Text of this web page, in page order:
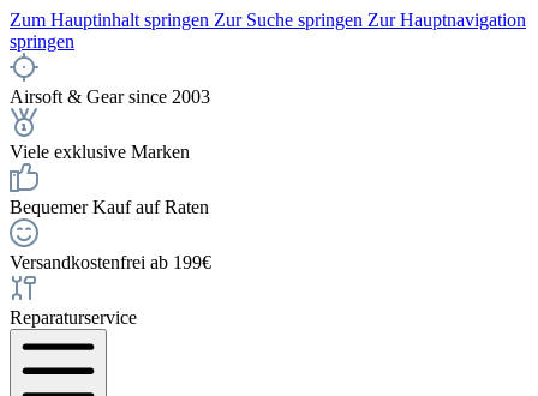
Zum Hauptinhalt springen Zur Suche springen Zur Hauptnavigation
springen
Airsoft & Gear since 2003
Viele exklusive Marken
Bequemer Kauf auf Raten
Versandkostenfrei ab 199€
Reparaturservice